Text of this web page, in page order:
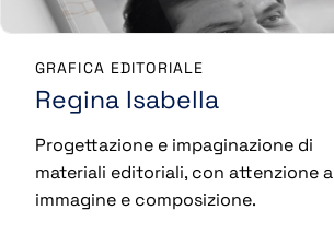
GRAFICA EDITORIALE
Regina Isabella
Progettazione e impaginazione di
materiali editoriali, con attenzione a
immagine e composizione.